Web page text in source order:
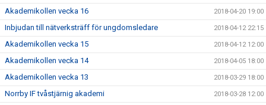
Akademikollen vecka 16 2018-04-20 19:00
Inbjudan till nätverksträff för ungdomsledare 2018-04-12 22:15
Akademikollen vecka 15 2018-04-12 12:00
Akademikollen vecka 14 2018-04-05 18:00
Akademikollen vecka 13 2018-03-29 18:00
Norrby IF tvåstjärnig akademi 2018-03-28 12:00